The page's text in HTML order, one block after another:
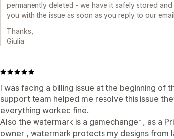
permanently deleted - we have it safely stored
you with the issue as soon as you reply to our
Thanks,
Giulia
I was facing a billing issue at the beginning of
support team helped me resolve this issue
everything worked fine.
Also the watermark is a gamechanger , as a
owner , watermark protects my designs from